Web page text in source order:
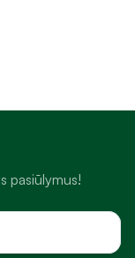
pasiūlymus!